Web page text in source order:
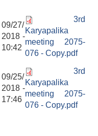
09/27/
2018 -
10:42
3rd
Karyapalika
meeting 2075-
076 - Copy.pdf
09/25/
2018 -
17:46
3rd
Karyapalika
meeting 2075-
076 - Copy.pdf